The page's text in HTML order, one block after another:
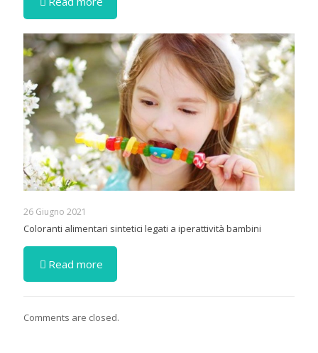
26 Giugno 2021
Coloranti alimentari sintetici legati a iperattività bambini
Read more
Comments are closed.